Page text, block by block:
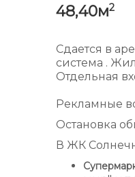
48,40м2
Сдается в
система .
Отдельная
Рекламные
Остановка
В ЖК